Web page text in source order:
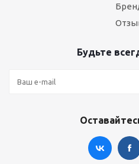
Будьте